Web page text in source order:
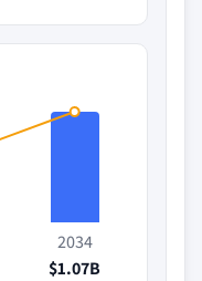
2034
$1.07B